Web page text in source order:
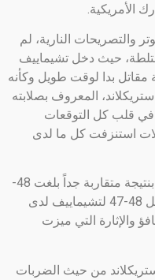
الأمريكية.
والتصريحات النارية، لم
حيث دخل تشيماييف
مقاتل بدا لوقت طويل وكأنه
المعروف بصلابته
في قلب كل التوقعات
استنزفت كل ما لدى
وبحسب بطاقات الحكام، انتهى النزال بنتيجة متقاربة جداً بلغت 48-
47 لصالح ستريكلاند لدى حكمين، مقابل 48-47 لتشيماييف لدى
والإثارة التي ميزت
من حيث الضربات